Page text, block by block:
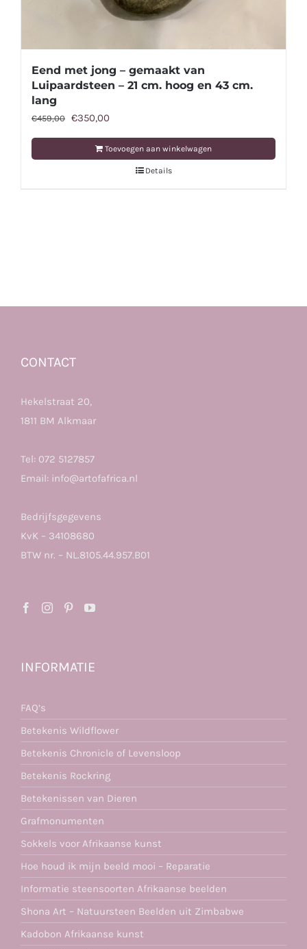
Eend met jong – gemaakt van
Luipaardsteen – 21 cm. hoog en 43 cm.
lang
€459,00 Oorspronkelijke
prijs
€350,00
prijs
is:
€350,00.
Toevoegen aan winkelwagen
Details
CONTACT
Hekelstraat 20,
1811 BM Alkmaar
Tel: 072 5127857
Email: info@artofafrica.nl
Bedrijfsgegevens
KvK – 34108680
BTW nr. – NL.8105.44.957.B01
INFORMATIE
FAQ’s
Betekenis Wildflower
Betekenis Chronicle of Levensloop
Betekenis Rockring
Betekenissen van Dieren
Grafmonumenten
Sokkels voor Afrikaanse kunst
Hoe houd ik mijn beeld mooi – Reparatie
Informatie steensoorten Afrikaanse beelden
Shona Art – Natuursteen Beelden uit Zimbabwe
Kadobon Afrikaanse kunst